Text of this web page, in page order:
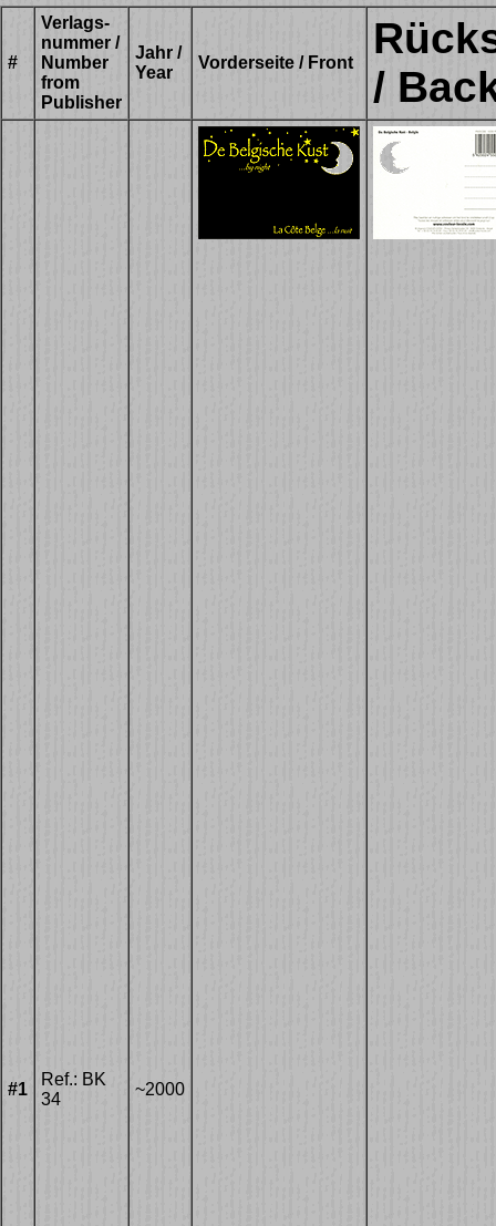
#
Verlags-
nummer /
Number
from
Publisher
Jahr /
Year
Vorderseite / Front
/
#1
Ref.: BK
34
~2000